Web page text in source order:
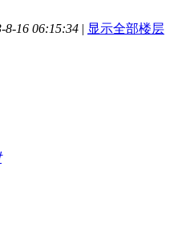
8-16 06:15:34 | 显示全部楼层